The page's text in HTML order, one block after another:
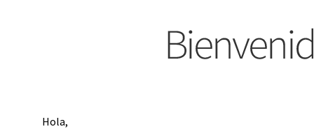
Hola,